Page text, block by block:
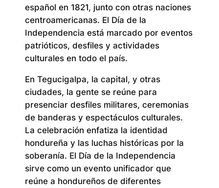
español en 1821, junto con otras naciones
centroamericanas. El Día de la
Independencia está marcado por eventos
patrióticos, desfiles y actividades
culturales en todo el país.
En Tegucigalpa, la capital, y otras
ciudades, la gente se reúne para
presenciar desfiles militares, ceremonias
de banderas y espectáculos culturales.
La celebración enfatiza la identidad
hondureña y las luchas históricas por la
soberanía. El Día de la Independencia
sirve como un evento unificador que
reúne a hondureños de diferentes